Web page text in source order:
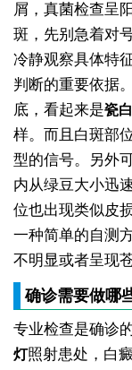
屑，真菌检查呈
斑，先别急着对
冷静观察具体特
判断的重要依据
底，看起来是瓷
样。而且白斑部
型的信号。另外
内从绿豆大小迅
位也出现类似皮
一种简单的自测
不明显或者呈现
确诊需要做哪
专业检查是确诊
灯照射患处，白